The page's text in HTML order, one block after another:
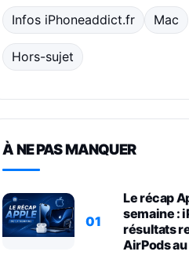
Infos iPhoneaddict.fr Mac
Hors-sujet
À NE PAS MANQUER
01
Le récap
semaine :
résultats
AirPods